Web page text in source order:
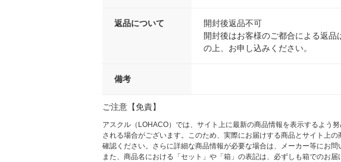
返品について
開封後返品不可
開封後はお客様のご都合による返
の上、お申し込みください。
備考
ご注意【免責】
アスクル（LOHACO）では、サイト上に最新の商品情報を表示するよう
される場合がございます。このため、実際にお届けする商品とサイト上
確認ください。さらに詳細な商品情報が必要な場合は、メーカー等にお問
また、商品名における「セット」や「箱」の表記は、必ずしも箱でのお